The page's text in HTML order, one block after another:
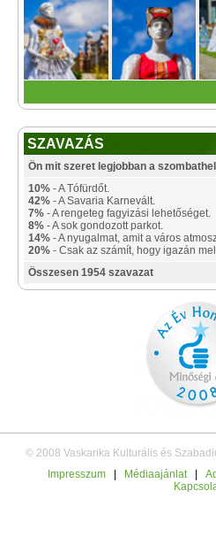
SZAVAZÁS
Ön mit szeret legjobban a
10% - A Tófürdőt.
42% - A Savaria Karnevált.
7% - A rengeteg fagyizási lehetőséget.
8% - A sok gondozott parkot.
14% - A nyugalmat, amit a város
20% - Csak az számít, hogy igazán
Összesen 1954 szavazat
© 2008 Vaskarika Kulturális és
Impresszum
Médiaajánlat